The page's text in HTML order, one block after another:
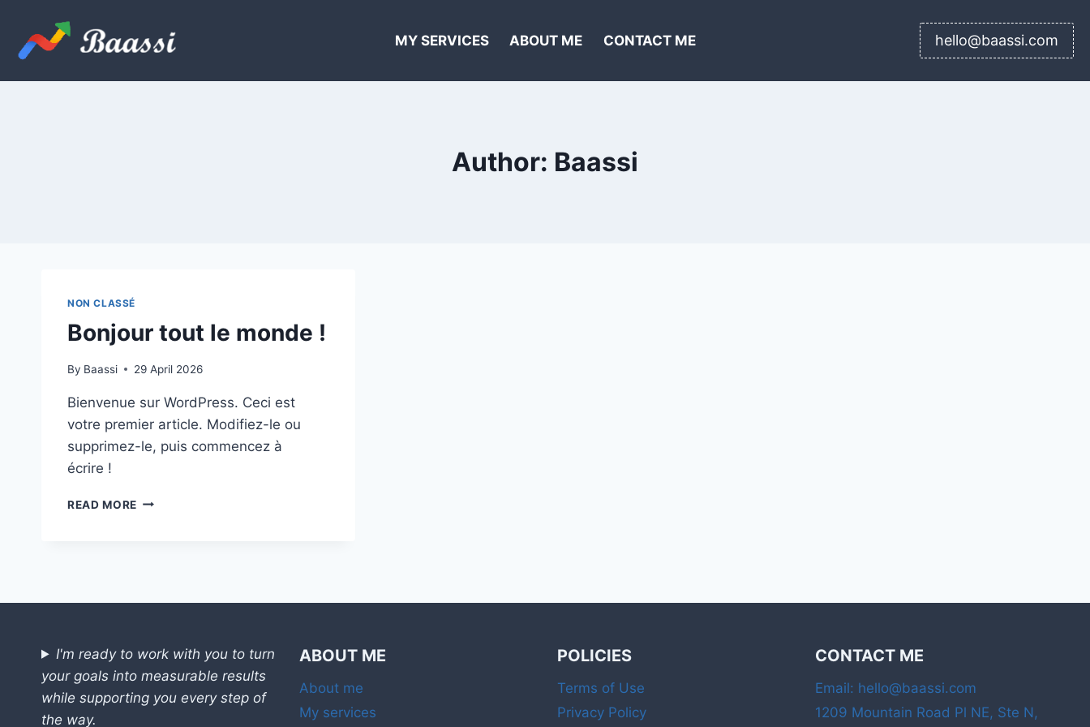
content
MY SERVICES ABOUT ME CONTACT ME hello@baassi.com
Author: Baassi
NON CLASSÉ
Bonjour tout le monde !
By Baassi 29 April 2026
Bienvenue sur WordPress. Ceci est
votre premier article. Modifiez-le ou
supprimez-le, puis commencez à
écrire !
READ MORE BONJOUR
I'm ready to work with you to turn
your goals into measurable results
while supporting you every step of
the way.
ABOUT ME
About me
My services
POLICIES
Terms of Use
Privacy Policy
CONTACT ME
Email: hello@baassi.com
1209 Mountain Road Pl NE, Ste N,